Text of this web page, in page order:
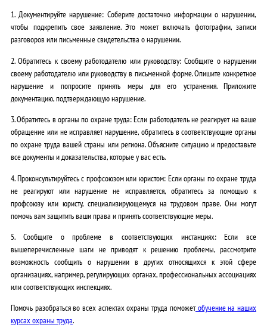
1. Документируйте нарушение: Соберите достаточно информации о нарушении,
чтобы подкрепить свое заявление. Это может включать фотографии, записи
разговоров или письменные свидетельства о нарушении.
2. Обратитесь к своему работодателю или руководству: Сообщите о нарушении
своему работодателю или руководству в письменной форме. Опишите конкретное
нарушение и попросите принять меры для его устранения. Приложите
документацию, подтверждающую нарушение.
3. Обратитесь в органы по охране труда: Если работодатель не реагирует на ваше
обращение или не исправляет нарушение, обратитесь в соответствующие органы
по охране труда вашей страны или региона. Объясните ситуацию и предоставьте
все документы и доказательства, которые у вас есть.
4. Проконсультируйтесь с профсоюзом или юристом: Если органы по охране труда
не реагируют или нарушение не исправляется, обратитесь за помощью к
профсоюзу или юристу, специализирующемуся на трудовом праве. Они могут
помочь вам защитить ваши права и принять соответствующие меры.
5. Сообщите о проблеме в соответствующих инстанциях: Если все
вышеперечисленные шаги не приводят к решению проблемы, рассмотрите
возможность сообщить о нарушении в других относящихся к этой сфере
организациях, например, регулирующих органах, профессиональных ассоциациях
или соответствующих инспекциях.
Помочь разобраться во всех аспектах охраны труда поможетобучение на наших
курсах охраны труда.